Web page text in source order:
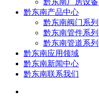
黔东南厂房设备
黔东南产品中心
黔东南阀门系列
黔东南管件系列
黔东南管道系列
黔东南应用领域
黔东南新闻中心
黔东南联系我们